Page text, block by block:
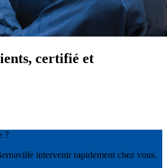
certifié et
?
intervenir rapidement chez vous.